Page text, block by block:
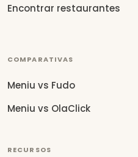
Encontrar restaurantes
COMPARATIVAS
Meniu vs Fudo
Meniu vs OlaClick
RECURSOS